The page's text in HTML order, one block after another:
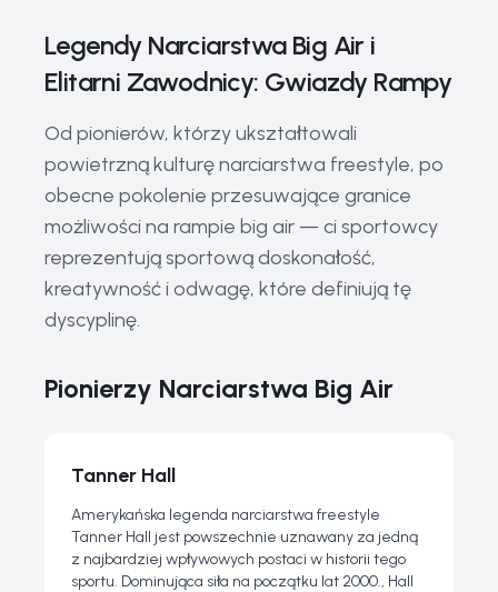
Legendy Narciarstwa Big Air i
Elitarni Zawodnicy: Gwiazdy Rampy
Od pionierów, którzy ukształtowali
powietrzną kulturę narciarstwa freestyle, po
obecne pokolenie przesuwające granice
możliwości na rampie big air — ci sportowcy
reprezentują sportową doskonałość,
kreatywność i odwagę, które definiują tę
dyscyplinę.
Pionierzy Narciarstwa Big Air
Tanner Hall
Amerykańska legenda narciarstwa freestyle
Tanner Hall jest powszechnie uznawany za jedną
z najbardziej wpływowych postaci w historii tego
sportu. Dominująca siła na początku lat 2000., Hall